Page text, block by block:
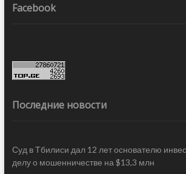
Facebook
Последние новости
Суд в Тбилиси дал 12 лет основателю
делу о мошенничестве на $13,3 млн